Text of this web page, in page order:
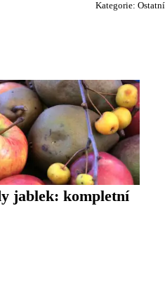
Kategorie: Ostatní
jablek: kompletní